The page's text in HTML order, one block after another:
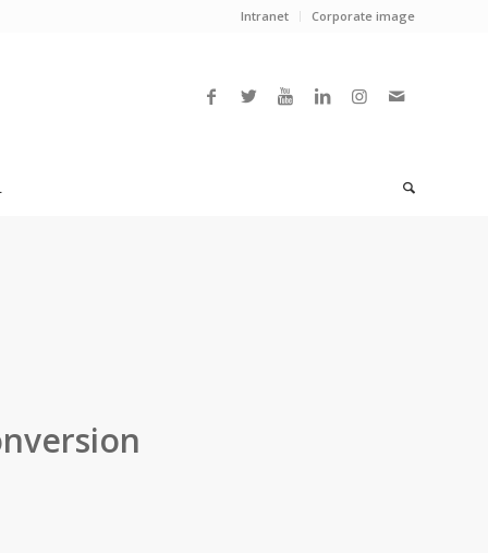
Intranet Corporate image